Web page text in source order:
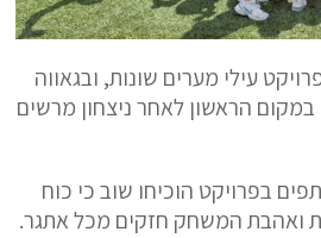
עילי מערים שונות, ובגאווה
הראשון לאחר ניצחון מרשים
בפרויקט הוכיחו שוב כי כוח
ואהבת המשחק חזקים מכל אתגר.